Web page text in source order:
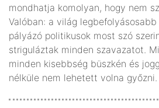
mondhatja komolyan, hogy nem
Valóban: a világ
pályázó politikusok most szó
striguláztak minden szavazatot.
minden kisebbség büszkén és
nélküle nem lehetett volna győzni.